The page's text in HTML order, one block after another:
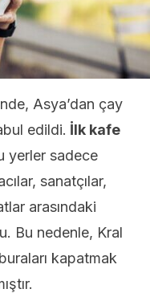
Asya’dan çay
edildi. İlk kafe
yerler sadece
sanatçılar,
arasındaki
Bu nedenle, Kral
buraları kapatmak